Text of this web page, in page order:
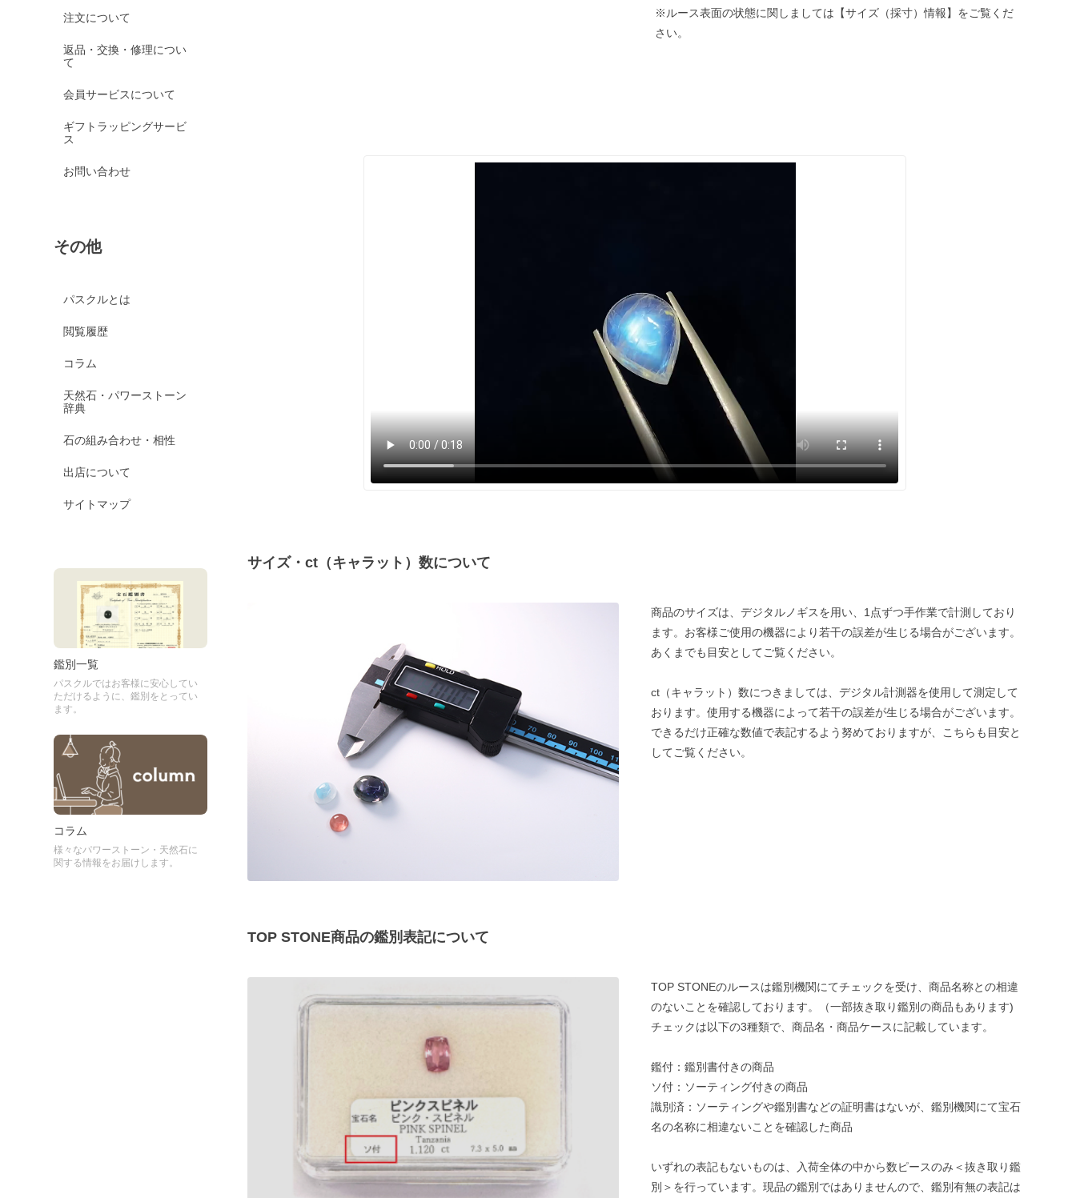
注文について
返品・交換・修理につい
て
会員サービスについて
ギフトラッピングサービ
ス
お問い合わせ
その他
パスクルとは
閲覧履歴
コラム
天然石・パワーストーン
辞典
石の組み合わせ・相性
出店について
サイトマップ
鑑別一覧
パスクルではお客様に安心してい
ただけるように、鑑別をとってい
ます。
コラム
様々なパワーストーン・天然石に
関する情報をお届けします。
※ルース表面の状態に関しましては【サイズ（採寸）情報】をご覧くだ
さい。
サイズ・ct（キャラット）数について
商品のサイズは、デジタルノギスを用い、1点ずつ手作業で計測しており
ます。お客様ご使用の機器により若干の誤差が生じる場合がございます。
あくまでも目安としてご覧ください。
ct（キャラット）数につきましては、デジタル計測器を使用して測定して
おります。使用する機器によって若干の誤差が生じる場合がございます。
できるだけ正確な数値で表記するよう努めておりますが、こちらも目安と
してご覧ください。
TOP STONE商品の鑑別表記について
TOP STONEのルースは鑑別機関にてチェックを受け、商品名称との相違
のないことを確認しております。（一部抜き取り鑑別の商品もあります)
チェックは以下の3種類で、商品名・商品ケースに記載しています。
鑑付：鑑別書付きの商品
ソ付：ソーティング付きの商品
識別済：ソーティングや鑑別書などの証明書はないが、鑑別機関にて宝石
名の名称に相違ないことを確認した商品
いずれの表記もないものは、入荷全体の中から数ピースのみ＜抜き取り鑑
別＞を行っています。現品の鑑別ではありませんので、鑑別有無の表記は